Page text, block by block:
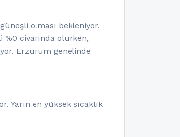
olması bekleniyor.
%0 civarında olurken,
Erzurum genelinde
Yarın en yüksek sıcaklık